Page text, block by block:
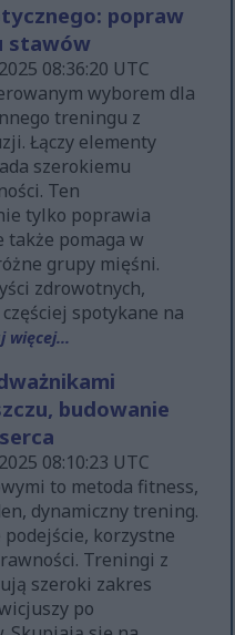
popraw
stawów
08:36:20 UTC
wyborem dla
treningu z
Łączy elementy
szerokiemu
Ten
tylko poprawia
także pomaga w
grupy mięśni.
zdrowotnych,
spotykane na
więcej...
budowanie
08:10:23 UTC
to metoda fitness,
dynamiczny trening.
korzystne
Treningi z
szeroki zakres
po